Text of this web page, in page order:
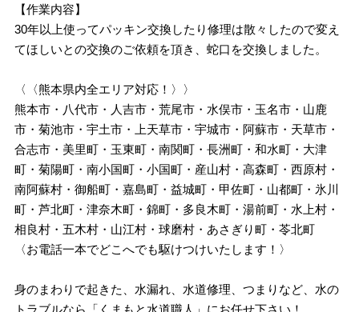
【作業内容】
30年以上使ってパッキン交換したり修理は散々したので変え
てほしいとの交換のご依頼を頂き、蛇口を交換しました。
〈〈熊本県内全エリア対応！〉〉
熊本市・八代市・人吉市・荒尾市・水俣市・玉名市・山鹿
市・菊池市・宇土市・上天草市・宇城市・阿蘇市・天草市・
合志市・美里町・玉東町・南関町・長洲町・和水町・大津
町・菊陽町・南小国町・小国町・産山村・高森町・西原村・
南阿蘇村・御船町・嘉島町・益城町・甲佐町・山都町・氷川
町・芦北町・津奈木町・錦町・多良木町・湯前町・水上村・
相良村・五木村・山江村・球磨村・あさぎり町・苓北町
〈お電話一本でどこへでも駆けつけいたします！〉
身のまわりで起きた、水漏れ、水道修理、つまりなど、水の
トラブルなら「くまもと水道職人」にお任せ下さい！